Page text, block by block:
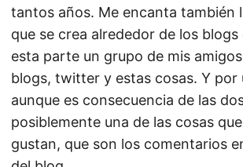
tantos años. Me encanta también
que se crea alrededor de los
esta parte un grupo de mis
blogs, twitter y estas cosas. Y por
aunque es consecuencia de las
posiblemente una de las cosas
gustan, que son los comentarios